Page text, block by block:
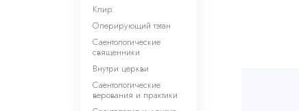
Клир
Оперирующий тэтан
Саентологические
священники
Внутри церкви
Саентологические
верования и практики